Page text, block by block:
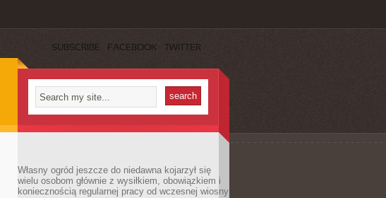
SUBSCRIBE FACEBOOK TWITTER
Własny ogród jeszcze do niedawna kojarzył się
wielu osobom głównie z wysiłkiem, obowiązkiem i
koniecznością regularnej pracy od wczesnej wiosny